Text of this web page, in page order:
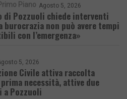
Piano Agosto 5, 2026
di Pozzuoli chiede interventi
burocrazia non può avere tempi
con l’emergenza»
5, 2026
Civile attiva raccolta
necessità, attive due
Pozzuoli